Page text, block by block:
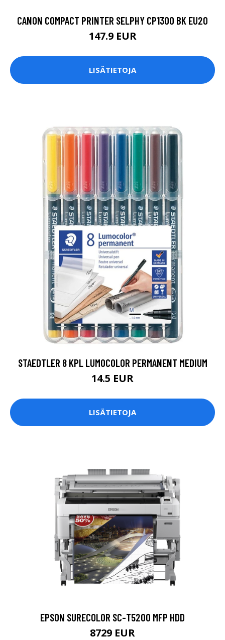
CANON COMPACT PRINTER SELPHY CP1300 BK EU20
147.9 EUR
LISÄTIETOJA
STAEDTLER 8 KPL LUMOCOLOR PERMANENT MEDIUM
14.5 EUR
LISÄTIETOJA
EPSON SURECOLOR SC-T5200 MFP HDD
8729 EUR